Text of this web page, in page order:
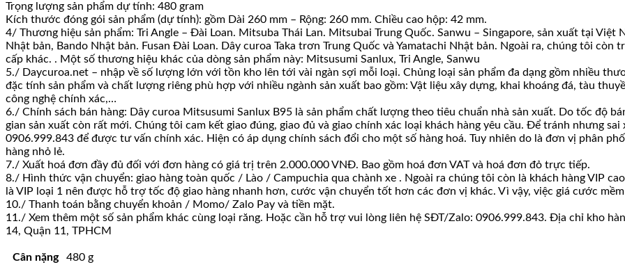
Trọng lượng sản phẩm dự tính: 480 gram
Kích thước đóng gói sản phẩm (dự tính): gồm Dài 260 mm – Rộng: 260 mm. Chiều cao hộp: 42 mm.
4/ Thương hiệu sản phẩm: Tri Angle – Đài Loan. Mitsuba Thái Lan. Mitsubai Trung Quốc. Sanwu – Singapore, sản xuất tại Việt
Nhật bản, Bando Nhật bản. Fusan Đài Loan. Dây curoa Taka trơn Trung Quốc và Yamatachi Nhật bản. Ngoài ra, chúng tôi
cấp khác. . Một số thương hiệu khác của dòng sản phẩm này: Mitsusumi Sanlux, Tri Angle, Sanwu
5./ Daycuroa.net – nhập về số lượng lớn với tồn kho lên tới vài ngàn sợi mỗi loại. Chủng loại sản phẩm đa dạng gồm nhiều
đặc tính sản phẩm và chất lượng riêng phù hợp với nhiều ngành sản xuất bao gồm: Vật liệu xây dựng, khai khoáng đá, tàu
công nghệ chính xác,…
6./ Chính sách bán hàng: Dây curoa Mitsusumi Sanlux B95 là sản phẩm chất lượng theo tiêu chuẩn nhà sản xuất. Do tốc độ
gian sản xuất còn rất mới. Chúng tôi cam kết giao đúng, giao đủ và giao chính xác loại khách hàng yêu cầu. Để tránh nhưng
0906.999.843 để được tư vấn chính xác. Hiện có áp dụng chính sách đổi cho một số hàng hoá. Tuy nhiên do là đơn vị phân
hàng nhỏ lẻ.
7./ Xuất hoá đơn đầy đủ đối với đơn hàng có giá trị trên 2.000.000 VNĐ. Bao gồm hoá đơn VAT và hoá đơn đỏ trực tiếp.
8./ Hình thức vận chuyển: giao hàng toàn quốc / Lào / Campuchia qua chành xe . Ngoài ra chúng tôi còn là khách hàng VIP
là VIP loại 1 nên được hỗ trợ tốc độ giao hàng nhanh hơn, cước vận chuyển tốt hơn các đơn vị khác. Vì vậy, việc giá cước
10./ Thanh toán bằng chuyển khoản / Momo/ Zalo Pay và tiền mặt.
11./ Xem thêm một số sản phẩm khác cùng loại răng. Hoặc cần hỗ trợ vui lòng liên hệ SĐT/Zalo: 0906.999.843. Địa chỉ kho
14, Quận 11, TPHCM
Cân nặng
480 g